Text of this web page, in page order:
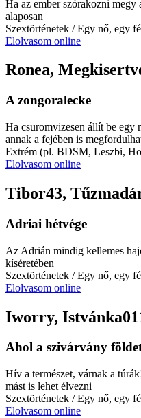
Ha az ember szórakozni
alaposan
Szextörténetek / Egy nő, egy
Elolvasom online
Ronea,
A zongoralecke
Ha csuromvizesen állít be egy
annak a fejében is
Extrém (pl. BDSM, Leszbi,
Elolvasom online
Tibor43,
Adriai hétvége
Az Adrián mindig kellemes
kíséretében
Szextörténetek / Egy nő, egy
Elolvasom online
Iworry,
Ahol a szivárvány
Hív a természet, várnak a
mást is lehet élvezni
Szextörténetek / Egy nő, egy
Elolvasom online